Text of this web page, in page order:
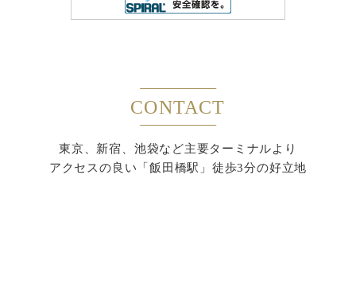
CONTACT
東京、新宿、池袋など主要ターミナルより
アクセスの良い「飯田橋駅」徒歩3分の好立地